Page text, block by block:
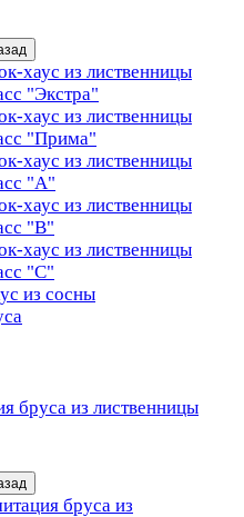
хаус из лиственницы
"Экстра"
хаус из лиственницы
"Прима"
хаус из лиственницы
"А"
хаус из лиственницы
"B"
хаус из лиственницы
"C"
из сосны
бруса из лиственницы
бруса из